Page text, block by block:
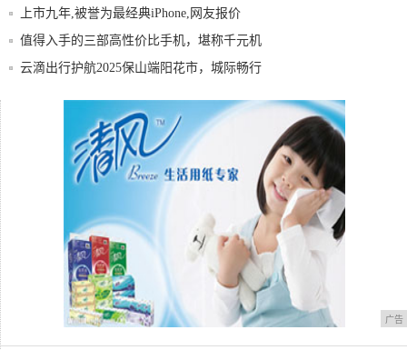
上市九年,被誉为最经典iPhone,网友报价
值得入手的三部高性价比手机，堪称千元机
中的“
云滴出行护航2025保山端阳花市，城际畅行
2019，苹果的未来去向何方？
广告